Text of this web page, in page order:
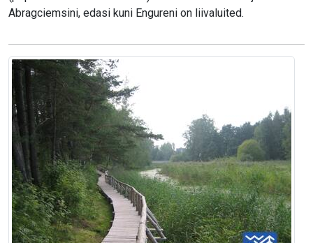
Abragciemsini, edasi kuni Engureni on liivaluited.